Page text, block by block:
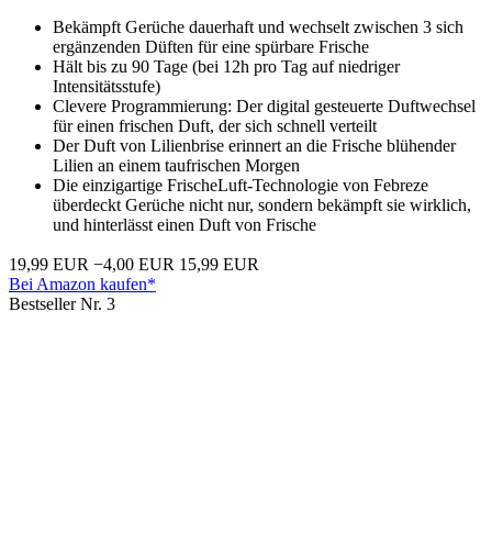
Bekämpft Gerüche dauerhaft und wechselt zwischen 3 sich
ergänzenden Düften für eine spürbare Frische
Hält bis zu 90 Tage (bei 12h pro Tag auf niedriger
Intensitätsstufe)
Clevere Programmierung: Der digital gesteuerte Duftwechsel
für einen frischen Duft, der sich schnell verteilt
Der Duft von Lilienbrise erinnert an die Frische blühender
Lilien an einem taufrischen Morgen
Die einzigartige FrischeLuft-Technologie von Febreze
überdeckt Gerüche nicht nur, sondern bekämpft sie wirklich,
und hinterlässt einen Duft von Frische
19,99 EUR −4,00 EUR 15,99 EUR
Bei Amazon kaufen*
Bestseller Nr. 3